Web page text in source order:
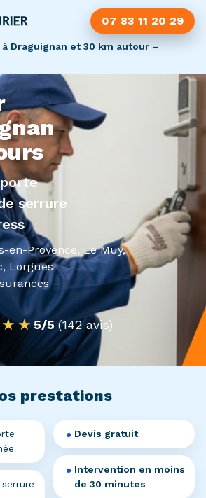
07 83 11 20 29
Draguignan et 30 km autour –
serrure
en-Provence, Le Muy,
Lorgues
–
5/5 (142 avis)
prestations
Devis gratuit
Intervention en moins
de 30 minutes